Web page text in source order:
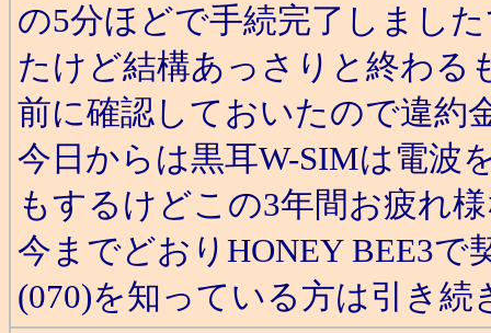
の5分ほどで手続完了しまし
たけど結構あっさりと終わる
前に確認しておいたので違約
今日からは黒耳W-SIMは電
もするけどこの3年間お疲れ
今までどおりHONEY BEE3
(070)を知っている方は引き